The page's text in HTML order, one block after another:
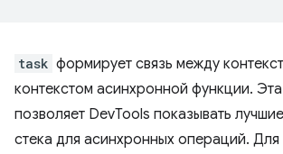
task формирует связь между
контекстом асинхронной функции. Эта
позволяет DevTools показывать
стека для асинхронных операций. Для